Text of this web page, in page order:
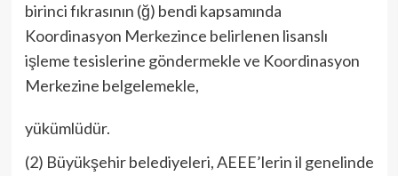
birinci fıkrasının (ğ) bendi kapsamında
Koordinasyon Merkezince belirlenen lisanslı
işleme tesislerine göndermekle ve Koordinasyon
Merkezine belgelemekle,
yükümlüdür.
(2) Büyükşehir belediyeleri, AEEE’lerin il genelinde